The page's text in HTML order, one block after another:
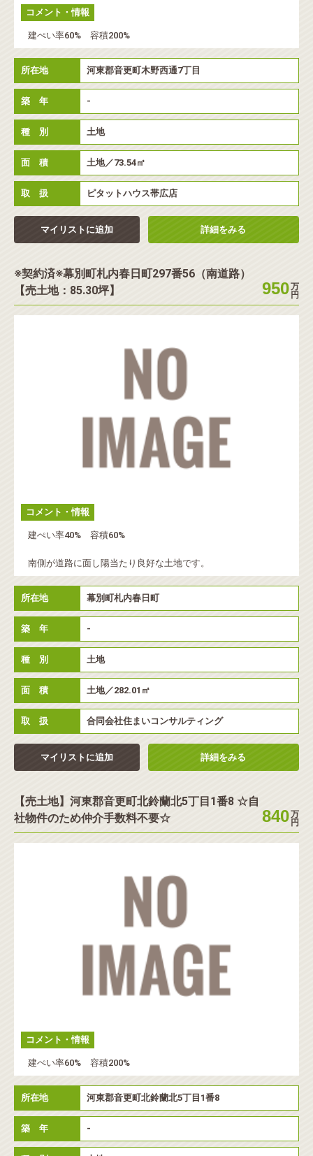
コメント・情報
建ぺい率60% 容積200%
所在地 河東郡音更町木野西通7丁目
築 年 -
種 別 土地
面 積 土地／73.54㎡
取 扱 ピタットハウス帯広店
マイリストに追加 詳細をみる
※契約済※幕別町札内春日町297番56（南道路）
【売土地：85.30坪】
950万
円
コメント・情報
建ぺい率40% 容積60%
南側が道路に面し陽当たり良好な土地です。
所在地 幕別町札内春日町
築 年 -
種 別 土地
面 積 土地／282.01㎡
取 扱 合同会社住まいコンサルティング
マイリストに追加 詳細をみる
【売土地】河東郡音更町北鈴蘭北5丁目1番8 ☆自
社物件のため仲介手数料不要☆
840万
円
コメント・情報
建ぺい率60% 容積200%
所在地 河東郡音更町北鈴蘭北5丁目1番8
築 年 -